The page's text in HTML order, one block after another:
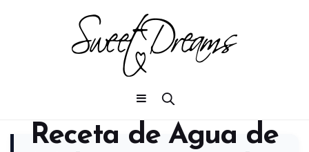
Receta de Agua de